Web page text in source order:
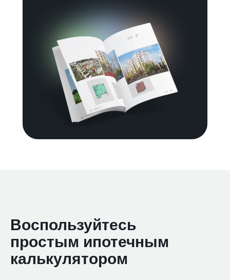
Воспользуйтесь
простым ипотечным
калькулятором